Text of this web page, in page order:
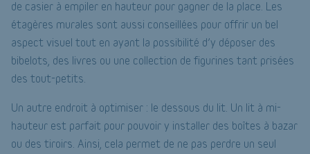
de casier à empiler en hauteur pour gagner de la place. Les
étagères murales sont aussi conseillées pour offrir un bel
aspect visuel tout en ayant la possibilité d’y déposer des
bibelots, des livres ou une collection de figurines tant prisées
des tout-petits.
Un autre endroit à optimiser : le dessous du lit. Un lit à mi-
hauteur est parfait pour pouvoir y installer des boîtes à bazar
ou des tiroirs. Ainsi, cela permet de ne pas perdre un seul